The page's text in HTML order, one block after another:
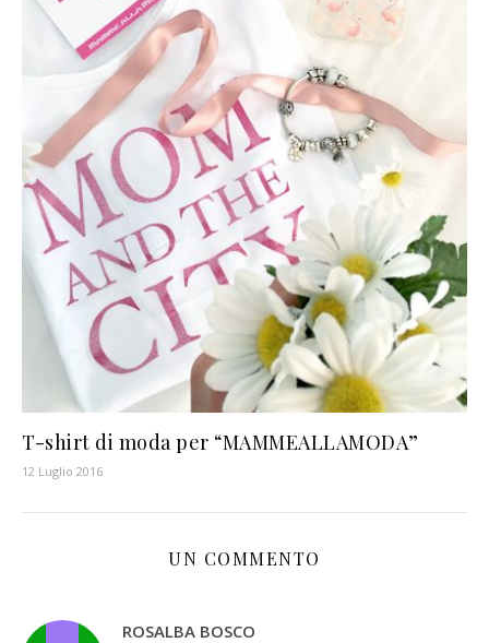
T-shirt di moda per “MAMMEALLAMODA”
12 Luglio 2016
UN COMMENTO
ROSALBA BOSCO